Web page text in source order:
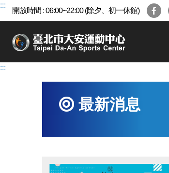
跳
區
:::
開放時間 : 06:00~22:00 (除夕、初一休館)
:::
最新消息